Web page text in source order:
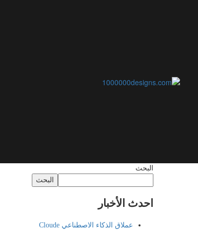
البحث
البحث
احدث الأخبار
عملاق الذكاء الاصطناعي Cloude